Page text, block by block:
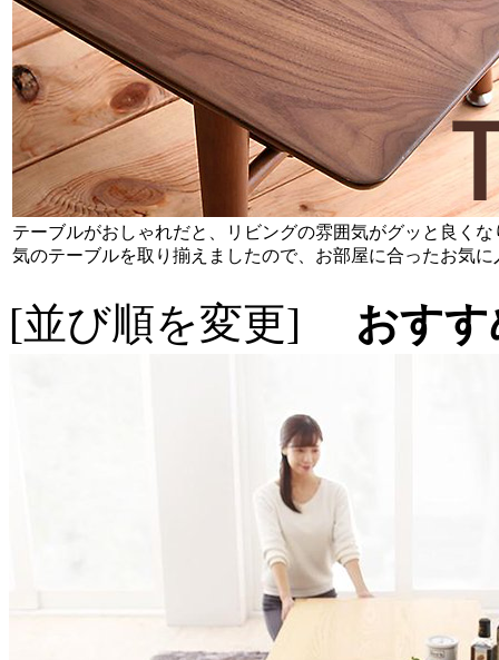
テーブルがおしゃれだと、リビングの雰囲気がグッと良く
気のテーブルを取り揃えましたので、お部屋に合ったお気
[並び順を変更] おす